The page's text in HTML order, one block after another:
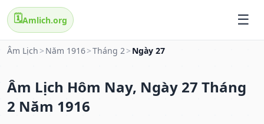
🗓️Amlich.org
Âm Lịch > Năm 1916>Tháng 2> Ngày 27
Âm Lịch Hôm Nay, Ngày 27 Tháng
2 Năm 1916